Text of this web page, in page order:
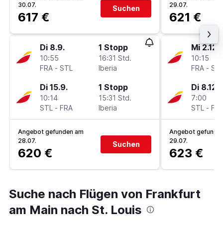
30.07.
617 €
Suchen
Di 8.9.
10:55
FRA - STL
1 Stopp
16:31 Std.
Iberia
Di 15.9.
10:14
STL - FRA
1 Stopp
15:31 Std.
Iberia
Angebot gefunden am
28.07.
620 €
Suchen
29.07.
621 €
Mi 2.12.
10:15
FRA -
Di 8.12.
7:00
STL -
Angebot
29.07.
623 €
Suche nach Flügen von Frankfurt
am Main nach St. Louis